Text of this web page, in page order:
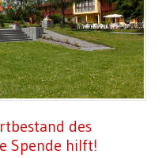
des
Spende hilft!